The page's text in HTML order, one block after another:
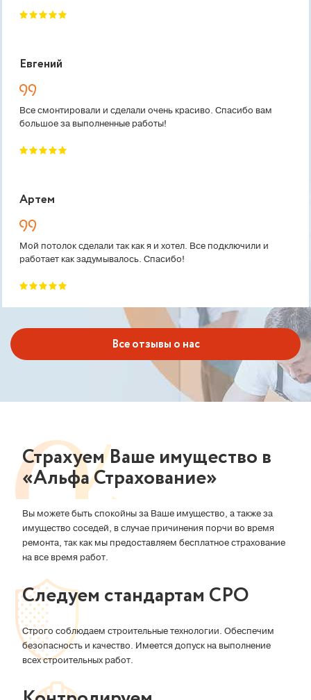
Евгений
Все смонтировали и сделали очень красиво. Спасибо вам
большое за выполненные работы!
Артем
Мой потолок сделали так как я и хотел. Все подключили и
работает как задумывалось. Спасибо!
Все отзывы о нас
Страхуем Ваше имущество в
«Альфа Страхование»
Вы можете быть спокойны за Ваше имущество, а также за
имущество соседей, в случае причинения порчи во время
ремонта, так как мы предоставляем бесплатное страхование
на все время работ.
Строго соблюдаем строительные технологии. Обеспечим
безопасность и качество. Имеется допуск на выполнение
всех строительных работ.
Следуем стандартам СРО